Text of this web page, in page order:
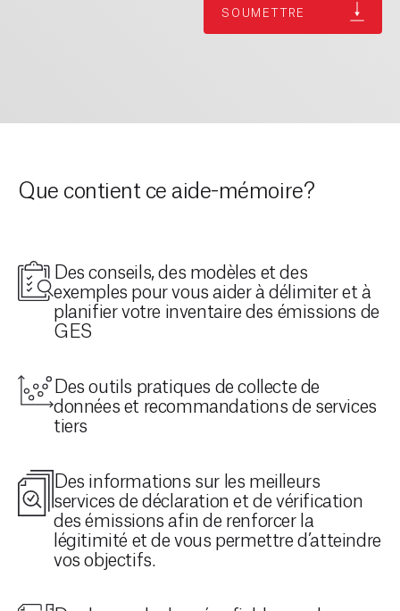
Que contient ce aide-mémoire?
Des conseils, des modèles et des
exemples pour vous aider à délimiter et à
planifier votre inventaire des émissions de
GES
Des outils pratiques de collecte de
données et recommandations de services
tiers
Des informations sur les meilleurs
services de déclaration et de vérification
des émissions afin de renforcer la
légitimité et de vous permettre d’atteindre
vos objectifs.